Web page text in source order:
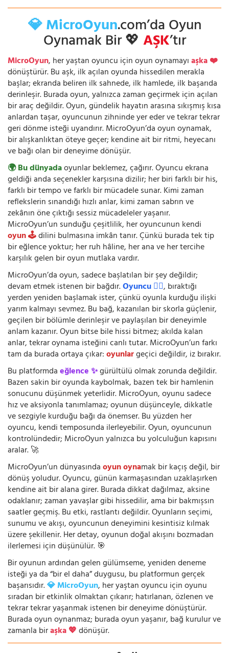
💎 MicroOyun.com’da Oyun
Oynamak Bir 💖AŞK’tır
MicroOyun, her yaştan oyuncu için oyun oynamayıaşka ❤️
dönüştürür. Bu aşk, ilk açılan oyunda hissedilen merakla
başlar; ekranda beliren ilk sahnede, ilk hamlede, ilk başarıda
derinleşir. Burada oyun, yalnızca zaman geçirmek için açılan
bir araç değildir. Oyun, gündelik hayatın arasına sıkışmış kısa
anlardan taşar, oyuncunun zihninde yer eder ve tekrar tekrar
geri dönme isteği uyandırır. MicroOyun’da oyun oynamak,
bir alışkanlıktan öteye geçer; kendine ait bir ritmi, heyecanı
ve bağı olan bir deneyime dönüşür.
🌍 Bu dünyadaoyunlar beklemez, çağırır. Oyuncu ekrana
geldiği anda seçenekler karşısına dizilir; her biri farklı bir his,
farklı bir tempo ve farklı bir mücadele sunar. Kimi zaman
reflekslerin sınandığı hızlı anlar, kimi zaman sabrın ve
zekânın öne çıktığı sessiz mücadeleler yaşanır.
MicroOyun’un sunduğu çeşitlilik, her oyuncunun kendi
oyun 🕹️dilini bulmasına imkân tanır. Çünkü burada tek tip
bir eğlence yoktur; her ruh hâline, her ana ve her tercihe
karşılık gelen bir oyun mutlaka vardır.
MicroOyun’da oyun, sadece başlatılan bir şey değildir;
devam etmek istenen bir bağdır.Oyuncu 🧍‍♂️, bıraktığı
yerden yeniden başlamak ister, çünkü oyunla kurduğu ilişki
yarım kalmayı sevmez. Bu bağ, kazanılan bir skorla güçlenir,
geçilen bir bölümle derinleşir ve paylaşılan bir deneyimle
anlam kazanır. Oyun bitse bile hissi bitmez; akılda kalan
anlar, tekrar oynama isteğini canlı tutar. MicroOyun’un farkı
tam da burada ortaya çıkar:oyunlargeçici değildir, iz bırakır.
Bu platformdaeğlence ✨gürültülü olmak zorunda değildir.
Bazen sakin bir oyunda kaybolmak, bazen tek bir hamlenin
sonucunu düşünmek yeterlidir. MicroOyun, oyunu sadece
hız ve aksiyonla tanımlamaz; oyunun düşünceyle, dikkatle
ve sezgiyle kurduğu bağı da önemser. Bu yüzden her
oyuncu, kendi temposunda ilerleyebilir. Oyun, oyuncunun
kontrolündedir; MicroOyun yalnızca bu yolculuğun kapısını
aralar. 🚀
MicroOyun’un dünyasındaoyun oynamak bir kaçış değil, bir
dönüş yoludur. Oyuncu, günün karmaşasından uzaklaşırken
kendine ait bir alana girer. Burada dikkat dağılmaz, aksine
odaklanır; zaman yavaşlar gibi hissedilir, ama bir bakmışsın
saatler geçmiş. Bu etki, rastlantı değildir. Oyunların seçimi,
sunumu ve akışı, oyuncunun deneyimini kesintisiz kılmak
üzere şekillenir. Her detay, oyunun doğal akışını bozmadan
ilerlemesi için düşünülür. 🎯
Bir oyunun ardından gelen gülümseme, yeniden deneme
isteği ya da “bir el daha” duygusu, bu platformun gerçek
başarısıdır.💎 MicroOyun, her yaştan oyuncu için oyunu
sıradan bir etkinlik olmaktan çıkarır; hatırlanan, özlenen ve
tekrar tekrar yaşanmak istenen bir deneyime dönüştürür.
Burada oyun oynanmaz; burada oyun yaşanır, bağ kurulur ve
zamanla biraşka 💖dönüşür.